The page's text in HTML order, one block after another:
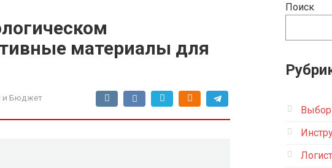
материалы для
и Бюджет
Поиск
Выбор